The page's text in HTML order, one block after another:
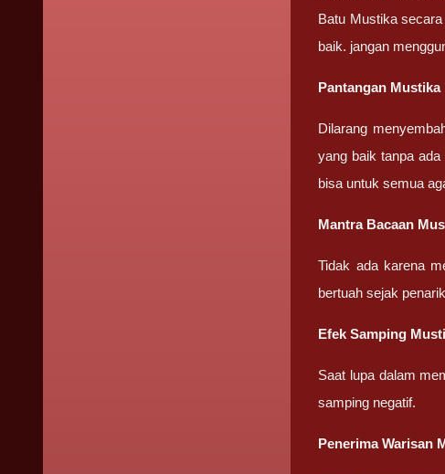
Batu Mustika
baik. jangan
Pantangan Mustika
Dilarang
yang baik tanpa
bisa untuk semua
Mantra Bacaan
Tidak ada karena
bertuah sejak
Efek Samping
Saat lupa dalam
samping negatif.
Penerima Warisan